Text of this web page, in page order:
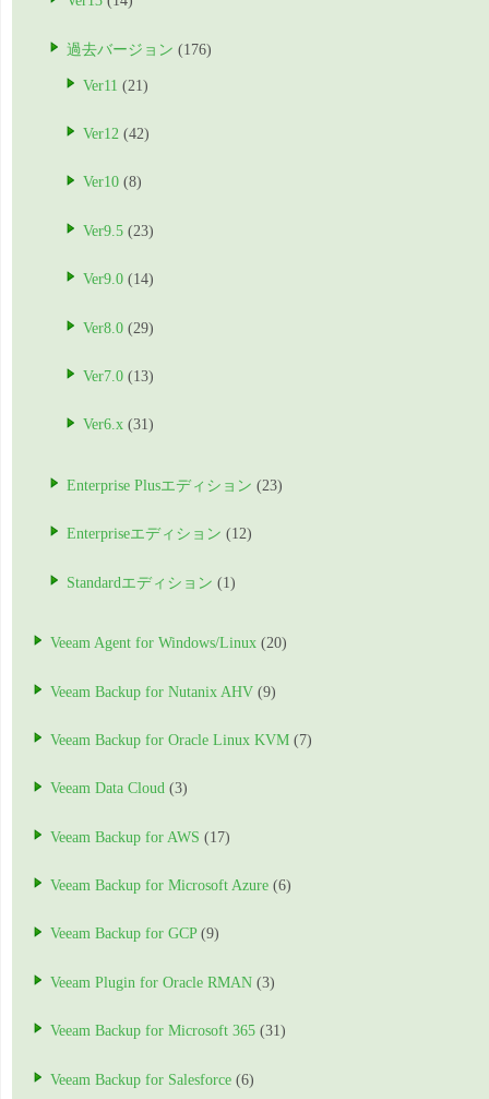
過去バージョン (176)
Ver11 (21)
Ver12 (42)
Ver10 (8)
Ver9.5 (23)
Ver9.0 (14)
Ver8.0 (29)
Ver7.0 (13)
Ver6.x (31)
Enterprise Plusエディション (23)
Enterpriseエディション (12)
Standardエディション (1)
Veeam Agent for Windows/Linux (20)
Veeam Backup for Nutanix AHV (9)
Veeam Backup for Oracle Linux KVM (7)
Veeam Data Cloud (3)
Veeam Backup for AWS (17)
Veeam Backup for Microsoft Azure (6)
Veeam Backup for GCP(9)
Veeam Plugin for Oracle RMAN (3)
Veeam Backup for Microsoft 365 (31)
Veeam Backup for Salesforce (6)